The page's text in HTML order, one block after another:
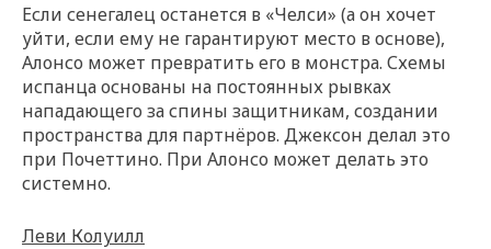
Если сенегалец останется в «Челси» (а он хочет
уйти, если ему не гарантируют место в основе),
Алонсо может превратить его в монстра. Схемы
испанца основаны на постоянных рывках
нападающего за спины защитникам, создании
пространства для партнёров. Джексон делал это
при Почеттино. При Алонсо может делать это
системно.
Леви Колуилл